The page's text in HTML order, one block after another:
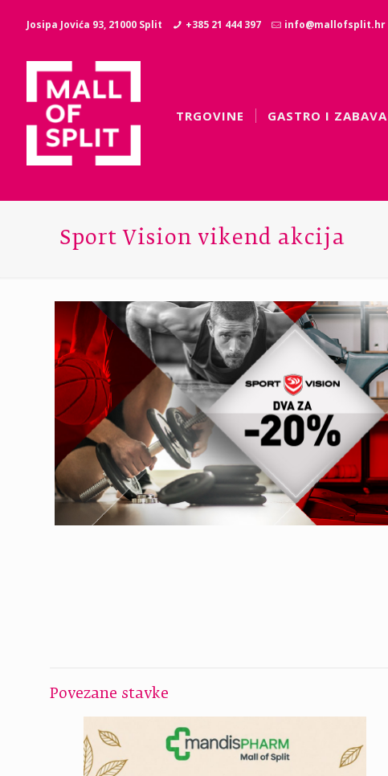
Josipa Jovića 93, 21000 Split +385 21 444 397 info@mallofsplit.hr
TRGOVINE GASTRO I ZABAVA
Sport Vision vikend akcija
Povezane stavke